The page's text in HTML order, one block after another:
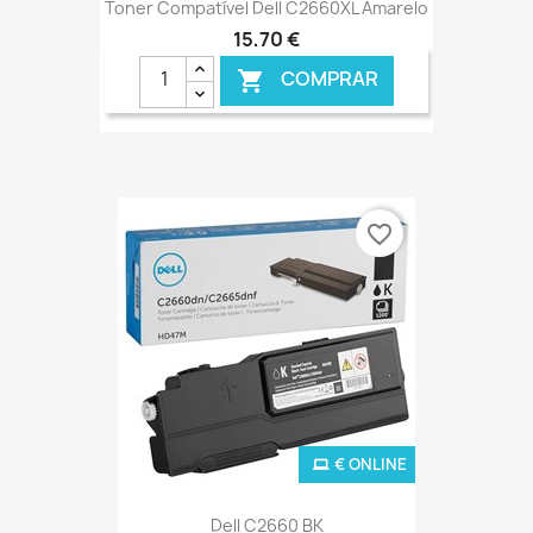
Toner Compatível Dell C2660XL Amarelo
15,70 €
 COMPRAR
Dell C2660 BK
€ ONLINE
favorite_border